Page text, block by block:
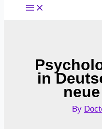
in
By